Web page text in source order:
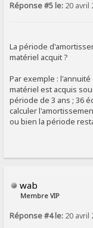
Réponse #5 le: 20 avril
La période
matériel acquit ?
Par exemple :
matériel est acquis
période de 3 ans ; 36
calculer
ou bien la période
wab
Membre VIP
Réponse #4 le: 20 avril